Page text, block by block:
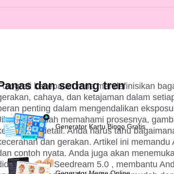
kecepatan rana mendefinisikan
cahaya, dan ketajaman dalam
penting dalam mengendalikan
Anda salah memahami prosesnya,
detail. Anda harus tahu
dan gerakan. Artikel ini
contoh nyata. Anda juga akan
oleh Seedream 5.0 , membantu
dan sedang tren
Generator Kartu Bingo Gratis